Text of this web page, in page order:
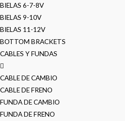
BIELAS 6-7-8V
BIELAS 9-10V
BIELAS 11-12V
BOTTOM BRACKETS
CABLES Y FUNDAS
CABLE DE CAMBIO
CABLE DE FRENO
FUNDA DE CAMBIO
FUNDA DE FRENO